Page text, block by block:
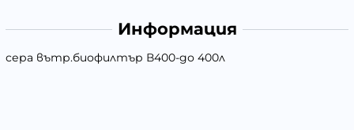
Информация
сера вътр.биофилтър В400-до 400л